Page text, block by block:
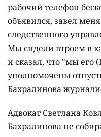
рабочий телефон
объявился, завел
следственного
Мы сидели втроем в
и сказал, что "мы его
уполномочены
Бахралинова
Адвокат Светлана
Бахралинова не